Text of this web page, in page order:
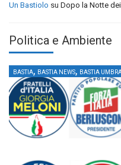
Un Bastiolo su Dopo la Notte
Politica e Ambiente
BASTIA, BASTIA NEWS, BASTIA